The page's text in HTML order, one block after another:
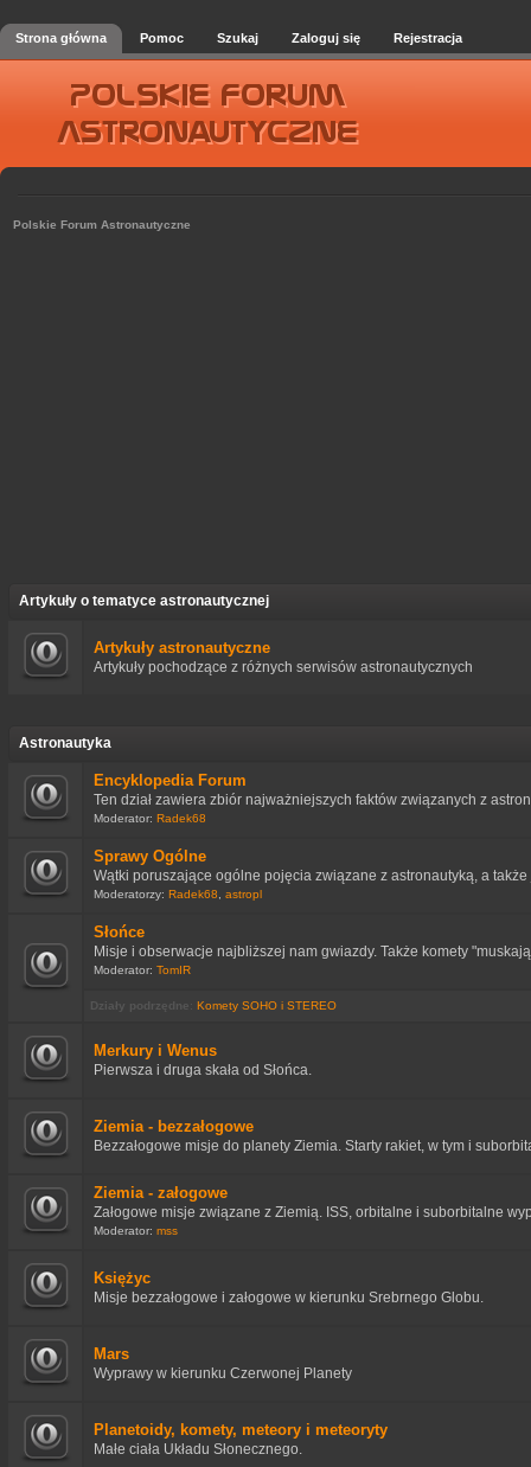
Strona główna Pomoc Szukaj Zaloguj się Rejestracja
Polskie Forum Astronautyczne
Artykuły o tematyce astronautycznej
Artykuły astronautyczne
Artykuły pochodzące z różnych serwisów astronautycznych
Astronautyka
Encyklopedia Forum
Ten dział zawiera zbiór najważniejszych faktów związanych z
Moderator:Radek68
Sprawy Ogólne
Wątki poruszające ogólne pojęcia związane z astronautyką, a
Moderatorzy:Radek68 ,astropl
Słońce
Misje i obserwacje najbliższej nam gwiazdy. Także komety
Moderator:TomIR
Działy podrzędne Komety SOHO i STEREO
Merkury i Wenus
Pierwsza i druga skała od Słońca.
Ziemia - bezzałogowe
Bezzałogowe misje do planety Ziemia. Starty rakiet, w tym i
Ziemia - załogowe
Załogowe misje związane z Ziemią. ISS, orbitalne i suborbitalne
Moderator:mss
Księżyc
Misje bezzałogowe i załogowe w kierunku Srebrnego Globu.
Mars
Wyprawy w kierunku Czerwonej Planety
Planetoidy, komety, meteory i meteoryty
Małe ciała Układu Słonecznego.